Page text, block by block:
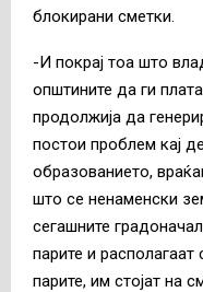
блокирани сметки.
-И покрај тоа што
општините да ги
продолжија да
постои проблем кај
образованието,
што се ненаменски
сегашните
парите и
парите, им стојат на